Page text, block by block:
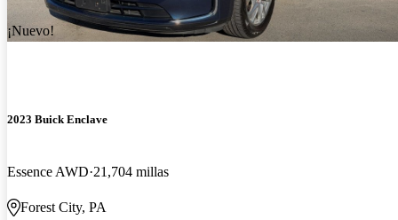
¡Nuevo!
2023 Buick Enclave
Essence AWD 21,704 millas
Forest City, PA